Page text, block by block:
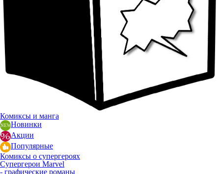
Комиксы и манга
Новинки
Акции
Популярные
Комиксы о супергероях
Супергерои Marvel
- графические романы